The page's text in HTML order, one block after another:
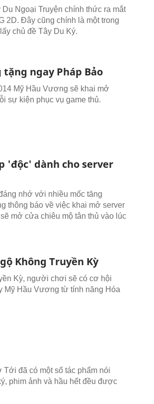
Ngoại Truyện chính thức ra mắt
2D. Đây cũng chính là một trong
chủ đề Tây Du Ký.
ngay Pháp Bảo
Mỹ Hầu Vương sẽ khai mở
sự kiện phục vụ game thủ.
'độc' dành cho server
nhớ với nhiều mốc tăng
thông báo về việc khai mở server
mở cửa chiêu mộ tân thủ vào lúc
Không Truyền Kỳ
Kỳ, người chơi sẽ có cơ hội
Mỹ Hầu Vương từ tính năng Hóa
đã có một số tác phẩm nói
phim ảnh và hầu hết đều được